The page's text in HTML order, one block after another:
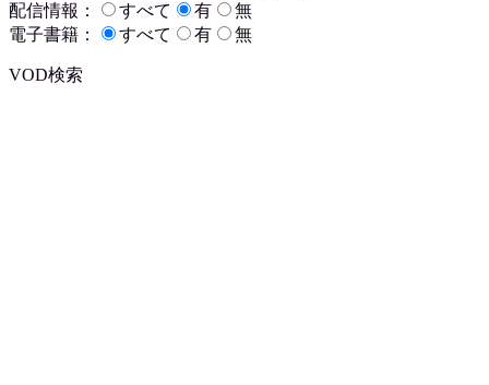
配信情報：
すべて 有
無
電子書籍：
すべて 有 無
VOD検索